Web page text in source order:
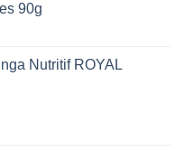
90g
Nutritif ROYAL